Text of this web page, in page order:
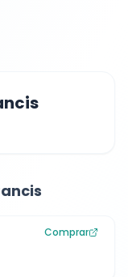
Comprar